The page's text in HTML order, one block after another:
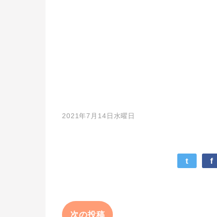
2021年7月14日水曜日
t f
次の投稿